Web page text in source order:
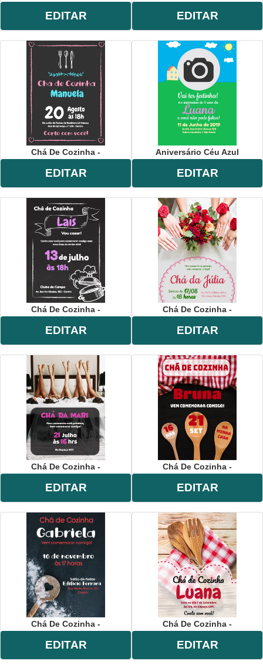
EDITAR EDITAR
Chá De Cozinha -
EDITAR
Aniversário Céu Azul
EDITAR
Chá De Cozinha -
EDITAR
Chá De Cozinha -
EDITAR
Chá De Cozinha -
EDITAR
Chá De Cozinha -
EDITAR
Chá De Cozinha -
EDITAR
Chá De Cozinha -
EDITAR